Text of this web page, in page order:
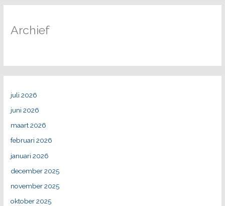
Archief
juli 2026
juni 2026
maart 2026
februari 2026
januari 2026
december 2025
november 2025
oktober 2025